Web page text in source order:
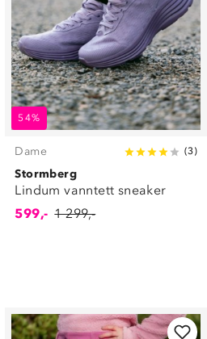
54%
Dame (3)
Stormberg
Lindum vanntett sneaker
599,- 1 299,-